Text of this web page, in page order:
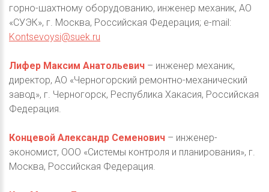
горно-шахтному оборудованию, инженер механик, АО
«СУЭК», г. Москва, Российская Федерация; e-mail:
Kontsevoysi@suek.ru
Лифер Максим Анатольевич – инженер механик,
директор, АО «Черногорский ремонтно-механический
завод», г. Черногорск, Республика Хакасия, Российская
Федерация.
Концевой Александр Семенович – инженер-
экономист, ООО «Системы контроля и планирования», г.
Москва, Российская Федерация.